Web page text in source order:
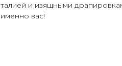
талией и изящными
именно вас!